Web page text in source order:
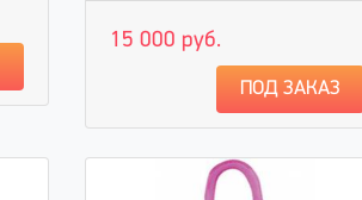
15 000 руб.
ПОД ЗАКАЗ